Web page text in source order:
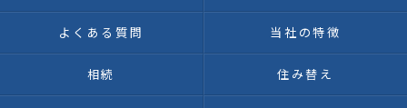
よくある質問 当社の特徴
相続 住み替え